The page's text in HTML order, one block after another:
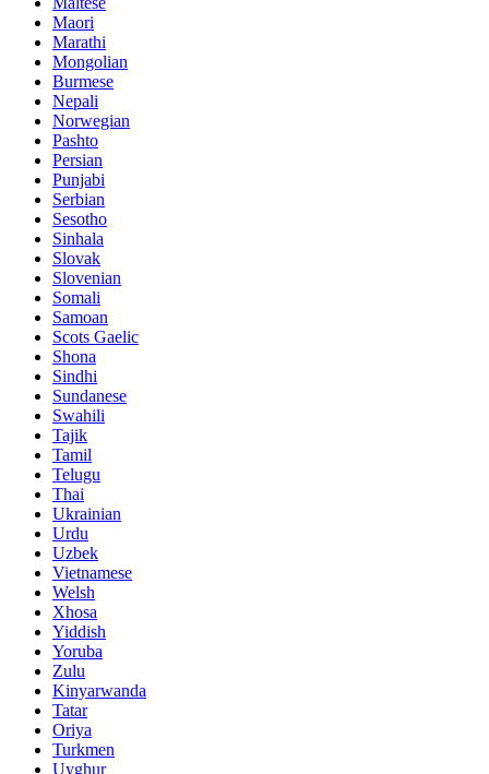
Maori
Marathi
Mongolian
Burmese
Nepali
Norwegian
Pashto
Persian
Punjabi
Serbian
Sesotho
Sinhala
Slovak
Slovenian
Somali
Samoan
Scots Gaelic
Shona
Sindhi
Sundanese
Swahili
Tajik
Tamil
Telugu
Thai
Ukrainian
Urdu
Uzbek
Vietnamese
Welsh
Xhosa
Yiddish
Yoruba
Zulu
Kinyarwanda
Tatar
Oriya
Turkmen
Uyghur